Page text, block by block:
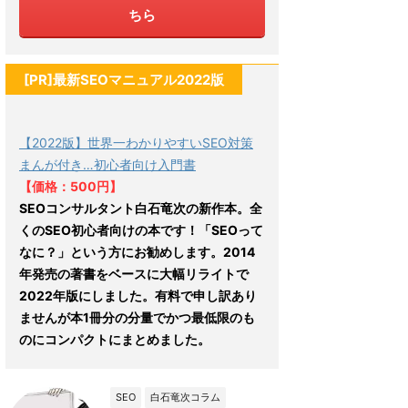
ちら
[PR]最新SEOマニュアル2022版
【2022版】世界一わかりやすいSEO対策
まんが付き…初心者向け入門書
【価格：500円】
SEOコンサルタント白石竜次の新作本。全
くのSEO初心者向けの本です！「SEOって
なに？」という方にお勧めします。2014
年発売の著書をベースに大幅リライトで
2022年版にしました。有料で申し訳あり
ませんが本1冊分の分量でかつ最低限のも
のにコンパクトにまとめました。
SEO 白石竜次コラム